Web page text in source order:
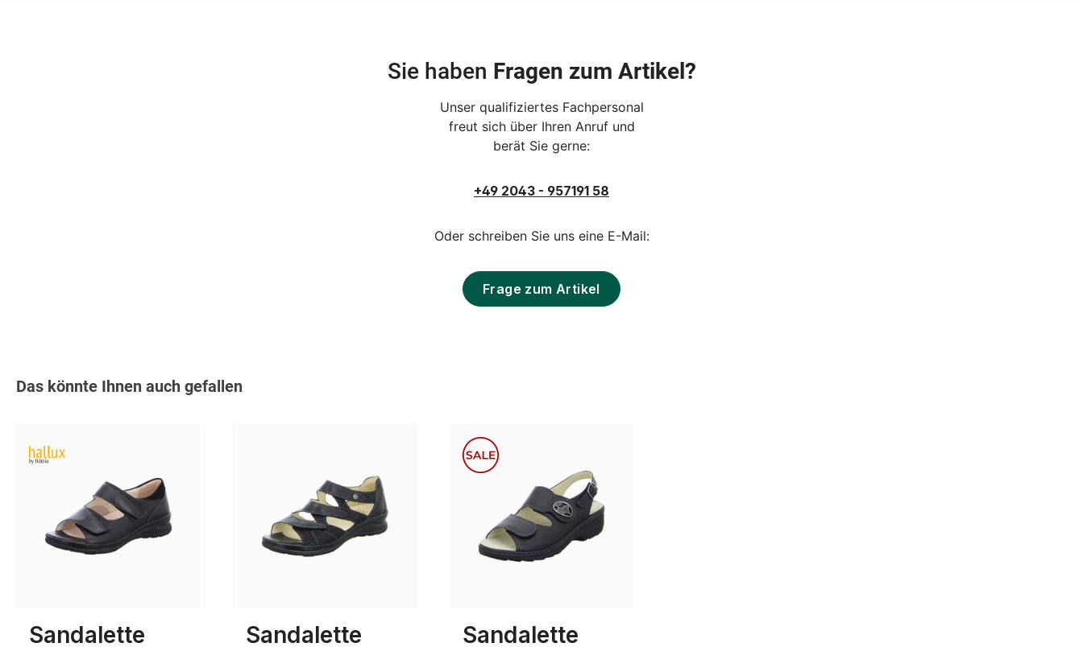
Sie haben Fragen zum Artikel?
Unser qualifiziertes Fachpersonal
freut sich über Ihren Anruf und
berät Sie gerne:
+49 2043 - 957191 58
Oder schreiben Sie uns eine E-Mail:
Frage zum Artikel
Produktgalerie überspringen
Das könnte Ihnen auch gefallen
Sandalette
Sandalette
Sandalette